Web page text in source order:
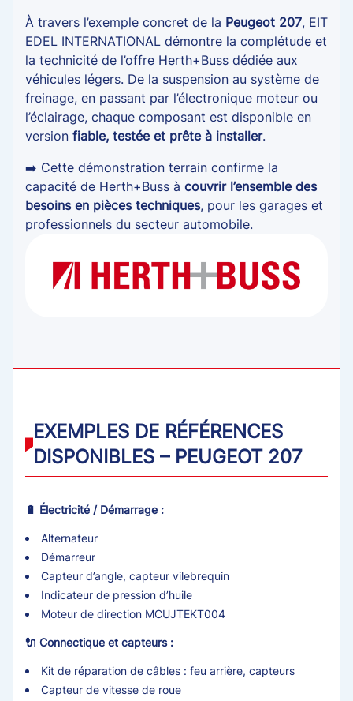
À travers l’exemple concret de la Peugeot 207, EIT
EDEL INTERNATIONAL démontre la complétude et
la technicité de l’offre Herth+Buss dédiée aux
véhicules légers. De la suspension au système de
freinage, en passant par l’électronique moteur ou
l’éclairage, chaque composant est disponible en
version fiable, testée et prête à installer.
➡️ Cette démonstration terrain confirme la
capacité de Herth+Buss à couvrir l’ensemble des
besoins en pièces techniques, pour les garages et
professionnels du secteur automobile.
EXEMPLES DE RÉFÉRENCES
DISPONIBLES – PEUGEOT 207
🔋 Électricité / Démarrage :
Alternateur
Démarreur
Capteur d’angle, capteur vilebrequin
Indicateur de pression d’huile
Moteur de direction MCUJTEKT004
🔌 Connectique et capteurs :
Kit de réparation de câbles : feu arrière, capteurs
Capteur de vitesse de roue